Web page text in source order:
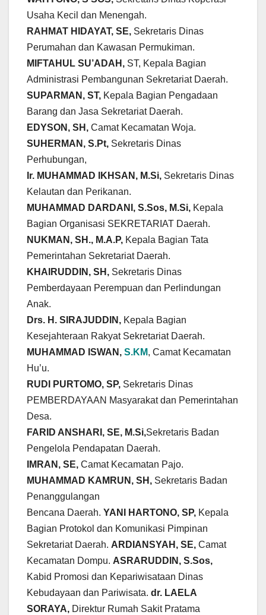
Usaha Kecil dan Menengah.
RAHMAT HIDAYAT, SE, Sekretaris Dinas
Perumahan dan Kawasan Permukiman.
MIFTAHUL SU’ADAH, ST, Kepala Bagian
Administrasi Pembangunan Sekretariat Daerah.
SUPARMAN, ST, Kepala Bagian Pengadaan
Barang dan Jasa Sekretariat Daerah.
EDYSON, SH, Camat Kecamatan Woja.
SUHERMAN, S.Pt, Sekretaris Dinas
Perhubungan,
Ir. MUHAMMAD IKHSAN, M.Si, Sekretaris Dinas
Kelautan dan Perikanan.
MUHAMMAD DARDANI, S.Sos, M.Si, Kepala
Bagian Organisasi SEKRETARIAT Daerah.
NUKMAN, SH., M.A.P, Kepala Bagian Tata
Pemerintahan Sekretariat Daerah.
KHAIRUDDIN, SH, Sekretaris Dinas
Pemberdayaan Perempuan dan Perlindungan
Anak.
Drs. H. SIRAJUDDIN, Kepala Bagian
Kesejahteraan Rakyat Sekretariat Daerah.
MUHAMMAD ISWAN, S.KM, Camat Kecamatan
Hu’u.
RUDI PURTOMO, SP, Sekretaris Dinas
PEMBERDAYAAN Masyarakat dan Pemerintahan
Desa.
FARID ANSHARI, SE, M.Si,Sekretaris Badan
Pengelola Pendapatan Daerah.
IMRAN, SE, Camat Kecamatan Pajo.
MUHAMMAD KAMRUN, SH, Sekretaris Badan
Penanggulangan
Bencana Daerah. YANI HARTONO, SP, Kepala
Bagian Protokol dan Komunikasi Pimpinan
Sekretariat Daerah. ARDIANSYAH, SE, Camat
Kecamatan Dompu. ASRARUDDIN, S.Sos,
Kabid Promosi dan Kepariwisataan Dinas
Kebudayaan dan Pariwisata. dr. LAELA
SORAYA, Direktur Rumah Sakit Pratama